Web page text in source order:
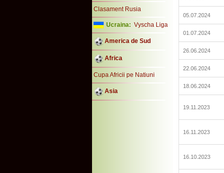
Clasament Rusia
Ucraina: Vyscha Liga
America de Sud
Africa
Cupa Africii pe Natiuni
Asia
05.07.2024
01.07.2024
26.06.2024
22.06.2024
18.06.2024
19.11.2023
16.11.2023
16.10.2023